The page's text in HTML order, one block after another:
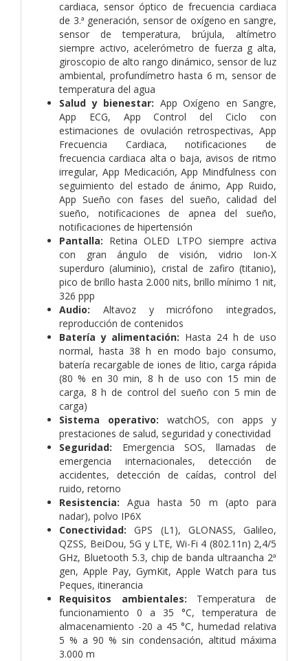
cardiaca, sensor óptico de frecuencia cardiaca
de 3.ª generación, sensor de oxígeno en sangre,
sensor de temperatura, brújula, altímetro
siempre activo, acelerómetro de fuerza g alta,
giroscopio de alto rango dinámico, sensor de luz
ambiental, profundímetro hasta 6 m, sensor de
temperatura del agua
Salud y bienestar: App Oxígeno en Sangre,
App ECG, App Control del Ciclo con
estimaciones de ovulación retrospectivas, App
Frecuencia Cardiaca, notificaciones de
frecuencia cardiaca alta o baja, avisos de ritmo
irregular, App Medicación, App Mindfulness con
seguimiento del estado de ánimo, App Ruido,
App Sueño con fases del sueño, calidad del
sueño, notificaciones de apnea del sueño,
notificaciones de hipertensión
Pantalla: Retina OLED LTPO siempre activa
con gran ángulo de visión, vidrio Ion-X
superduro (aluminio), cristal de zafiro (titanio),
pico de brillo hasta 2.000 nits, brillo mínimo 1 nit,
326 ppp
Audio: Altavoz y micrófono integrados,
reproducción de contenidos
Batería y alimentación: Hasta 24 h de uso
normal, hasta 38 h en modo bajo consumo,
batería recargable de iones de litio, carga rápida
(80 % en 30 min, 8 h de uso con 15 min de
carga, 8 h de control del sueño con 5 min de
carga)
Sistema operativo: watchOS, con apps y
prestaciones de salud, seguridad y conectividad
Seguridad: Emergencia SOS, llamadas de
emergencia internacionales, detección de
accidentes, detección de caídas, control del
ruido, retorno
Resistencia: Agua hasta 50 m (apto para
nadar), polvo IP6X
Conectividad: GPS (L1), GLONASS, Galileo,
QZSS, BeiDou, 5G y LTE, Wi-Fi 4 (802.11n) 2,4/5
GHz, Bluetooth 5.3, chip de banda ultraancha 2ª
gen, Apple Pay, GymKit, Apple Watch para tus
Peques, itinerancia
Requisitos ambientales: Temperatura de
funcionamiento 0 a 35 °C, temperatura de
almacenamiento -20 a 45 °C, humedad relativa
5 % a 90 % sin condensación, altitud máxima
3.000 m